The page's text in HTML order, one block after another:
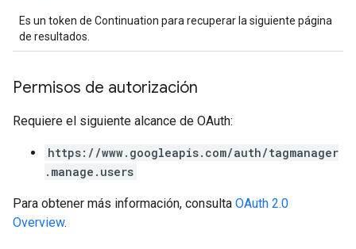
Es un token de Continuation para recuperar la siguiente página
de resultados.
Permisos de autorización
Requiere el siguiente alcance de OAuth:
https://www.googleapis.com/auth/tagmanager
.manage.users
Para obtener más información, consulta OAuth 2.0
Overview.